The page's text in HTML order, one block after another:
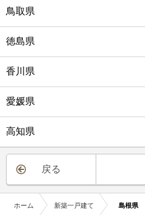
鳥取県
徳島県
香川県
愛媛県
高知県
戻る
ホーム 新築一戸建て 島根県